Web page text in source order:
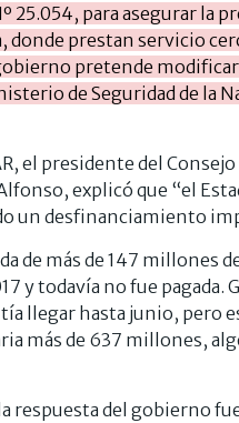
25.054, para asegurar la
prestan servicio
pretende
de Seguridad de la
el presidente del
explicó que “el
un desfinanciamiento
de más de 147 millones
y todavía no fue
llegar hasta junio, pero
más de 637 millones,
respuesta del gobierno